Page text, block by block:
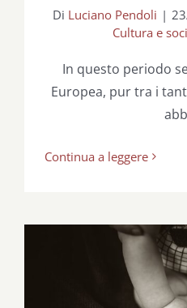
Di Luciano Pendoli |
Cultura e
In questo periodo
Europea, pur tra i
Continua a leggere